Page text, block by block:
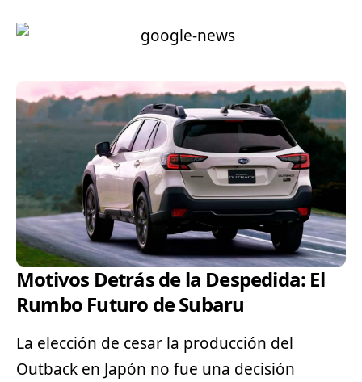
Motivos Detrás de la Despedida: El
Rumbo Futuro de Subaru
La elección de cesar la producción del
Outback en Japón no fue una decisión